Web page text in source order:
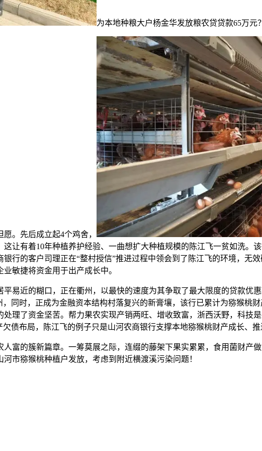
为本地种粮大户杨金华发放粮农贷贷款65万元？
。先后成立起4个鸡舍，
让有着10年种植养护经验、一曲想扩大种植规模的陈江飞一贫如洗。
行的客户司理正在“整村授信”推进过程中领会到了陈江飞的环境，无
敏捷将资金用于出产成长中。
近的糊口，正在衢州，以最快的速度为其争取了最大限度的贷款优
同时，正成为金融资本结构村落复兴的新膏壤，该行已累计为猕猴桃
理了资金坚苦。帮力果农实现产销两旺、增收致富，浙西沃野，科技
债布局，陈江飞的例子只是山河农商银行支撑本地猕猴桃财产成长、推
的簇新篇章。一筹莫展之际，连缀的藤架下果实累累，食用菌财产做
市猕猴桃种植户发放，考虑到附近横渡溪污染问题！